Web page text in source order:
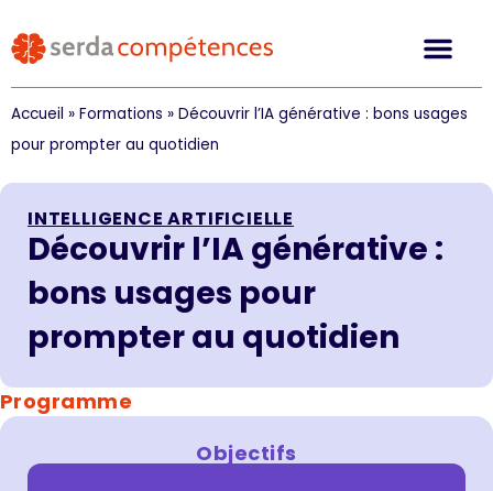
Accueil » Formations » Découvrir l’IA générative : bons usages
pour prompter au quotidien
INTELLIGENCE ARTIFICIELLE
Découvrir l’IA générative :
bons usages pour
prompter au quotidien
Programme
Objectifs